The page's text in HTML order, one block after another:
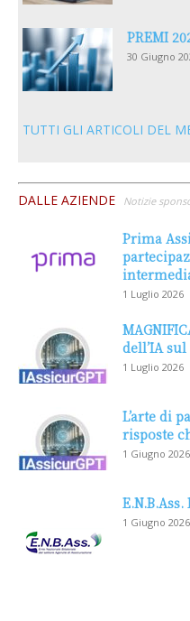
PREMI
30 Giugno
TUTTI GLI ARTICOLI DEL
DALLE AZIENDE Notizie
Prima
1 Luglio 2026
dell’IA
1 Luglio 2026
L’arte di
risposte
1 Giugno 2026
E.N.B.Ass.
1 Giugno 2026